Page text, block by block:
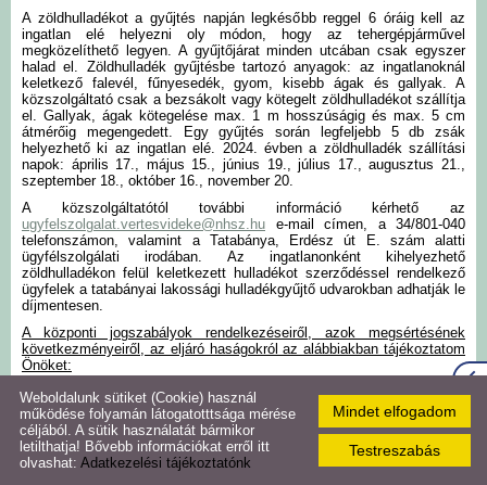
Szlovák Önkormányzat
Roma Önkormányzat
Közérdekű adatok
Hirdetmények,
közlemények
Hírmondó újság
Naptár
Virtuális túra
Galéria
A zöldhulladékot a gyűjtés napján legkésőbb reggel 6 óráig kell az
ingatlan elé helyezni oly módon, hogy az tehergépjárművel
megközelíthető legyen. A gyűjtőjárat minden utcában csak egyszer
halad el. Zöldhulladék gyűjtésbe tartozó anyagok: az ingatlanoknál
keletkező falevél, fűnyesedék, gyom, kisebb ágak és gallyak. A
közszolgáltató csak a bezsákolt vagy kötegelt zöldhulladékot szállítja
el. Gallyak, ágak kötegelése max. 1 m hosszúságig és max. 5 cm
átmérőig megengedett. Egy gyűjtés során legfeljebb 5 db zsák
helyezhető ki az ingatlan elé. 2024. évben a zöldhulladék szállítási
napok: április 17., május 15., június 19., július 17., augusztus 21.,
szeptember 18., október 16., november 20.
A közszolgáltatótól további információ kérhető az
ugyfelszolgalat.vertesvideke@nhsz.hu e-mail címen, a 34/801-040
telefonszámon, valamint a Tatabánya, Erdész út E. szám alatti
ügyfélszolgálati irodában. Az ingatlanonként kihelyezhető
zöldhulladékon felül keletkezett hulladékot szerződéssel rendelkező
ügyfelek a tatabányai lakossági hulladékgyűjtő udvarokban adhatják le
díjmentesen.
A központi jogszabályok rendelkezéseiről, azok megsértésének
következményeiről, az eljáró haságokról az alábbiakban tájékoztatom
Önöket:
A levegő védelméről szóló 306/2010. (XII.23.) Korm. rendelet 4. §-a
kimondja, hogy „tilos a légszennyezés, valamint a levegő lakosságot
zavaró bűzzel való terhelése, továbbá a levegő olyan mértékű
terhelése, amely légszennyezést okoz”. A Korm. rendelet 27. § (3)
bekezdése továbbá úgy rendelkezik, hogy „lábon álló növényzet, tarló
és növénytermesztéssel összefüggésben keletkezett hulladék nyílt
Mindet elfogadom
Testreszabás
Weboldalunk sütiket (Cookie) használ
működése folyamán látogatotttsága mérése
céljából. A sütik használatát bármikor
letilthatja! Bővebb információkat erről itt
olvashat: Adatkezelési tájékoztatónk